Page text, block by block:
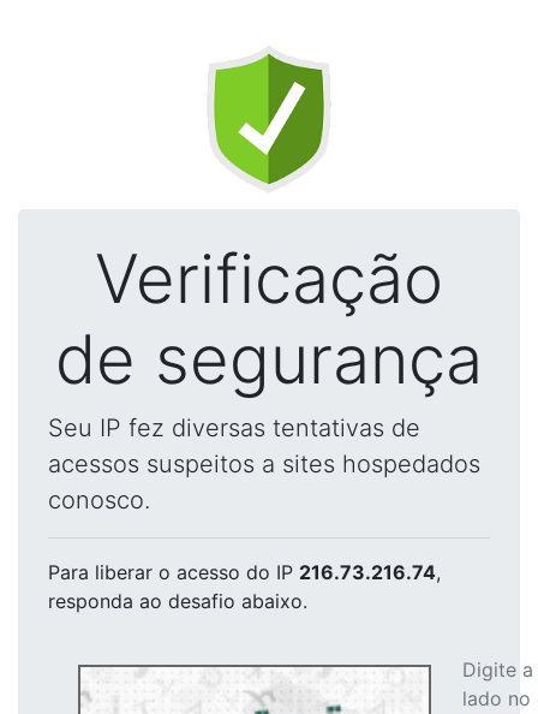
Verificação
de segurança
Seu IP fez diversas tentativas de
acessos suspeitos a sites hospedados
conosco.
Para liberar o acesso do IP 216.73.216.74,
responda ao desafio abaixo.
Digite
lado no